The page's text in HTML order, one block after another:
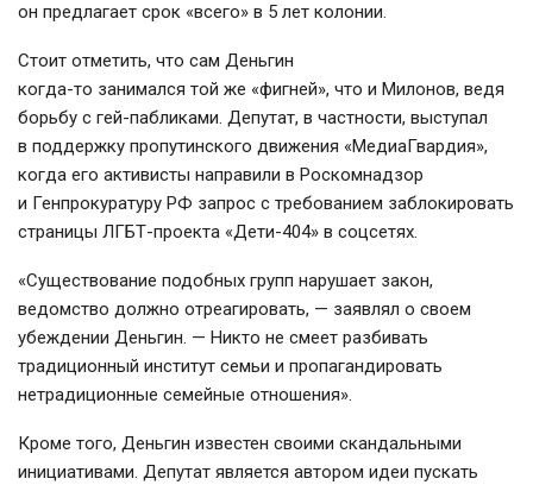
он предлагает срок «всего» в 5 лет колонии.
Стоит отметить, что сам Деньгин
когда-то занимался той же «фигней», что и Милонов, ведя
борьбу с гей-пабликами. Депутат, в частности, выступал
в поддержку пропутинского движения «МедиаГвардия»,
когда его активисты направили в Роскомнадзор
и Генпрокуратуру РФ запрос с требованием заблокировать
страницы ЛГБТ-проекта «Дети-404» в соцсетях.
«Существование подобных групп нарушает закон,
ведомство должно отреагировать, — заявлял о своем
убеждении Деньгин. — Никто не смеет разбивать
традиционный институт семьи и пропагандировать
нетрадиционные семейные отношения».
Кроме того, Деньгин известен своими скандальными
инициативами. Депутат является автором идеи пускать